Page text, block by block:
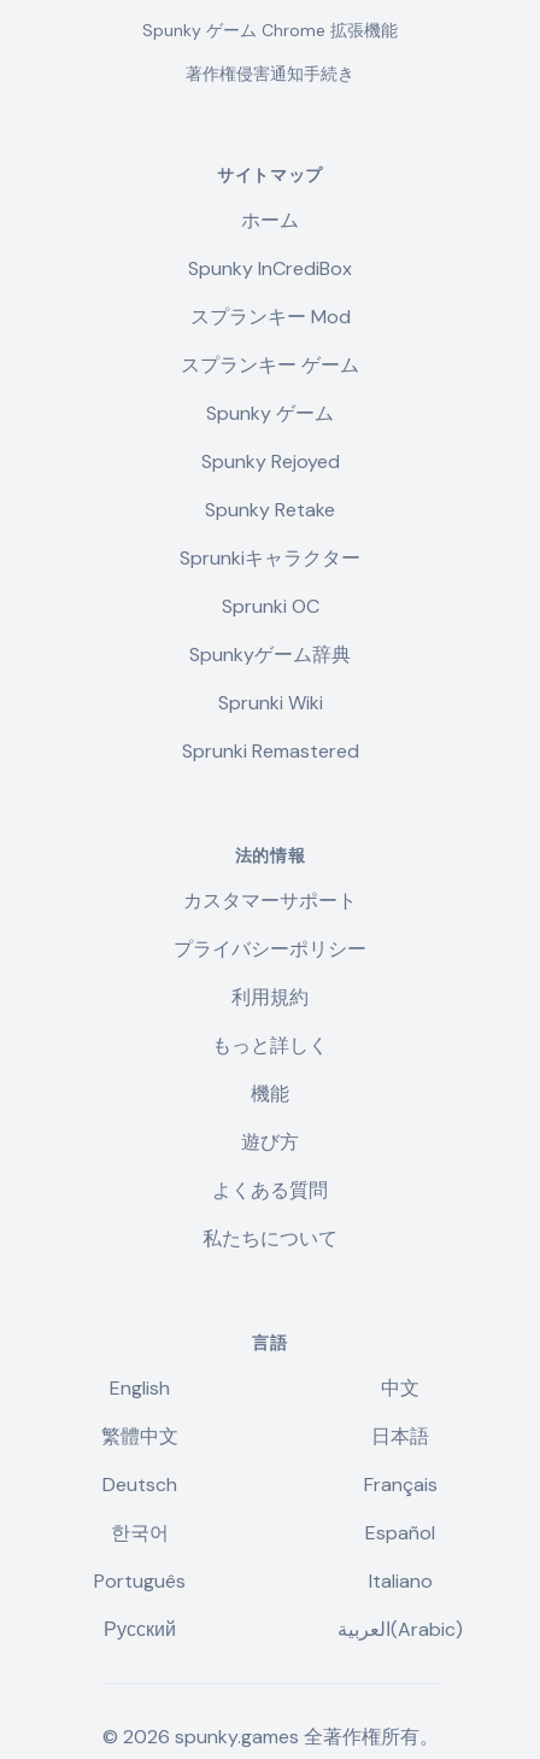
Spunky ゲーム Chrome 拡張機能
著作権侵害通知手続き
サイトマップ
ホーム
Spunky InCrediBox
スプランキー Mod
スプランキー ゲーム
Spunky ゲーム
Spunky Rejoyed
Spunky Retake
Sprunkiキャラクター
Sprunki OC
Spunkyゲーム辞典
Sprunki Wiki
Sprunki Remastered
法的情報
カスタマーサポート
プライバシーポリシー
利用規約
もっと詳しく
機能
遊び方
よくある質問
私たちについて
言語
English
中文
繁體中文
日本語
Deutsch
Français
한국어
Español
Português
Italiano
Русский
العربية(Arabic)
© 2026 spunky.games 全著作権所有。